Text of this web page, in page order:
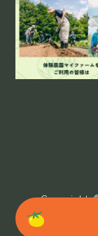
Copyright